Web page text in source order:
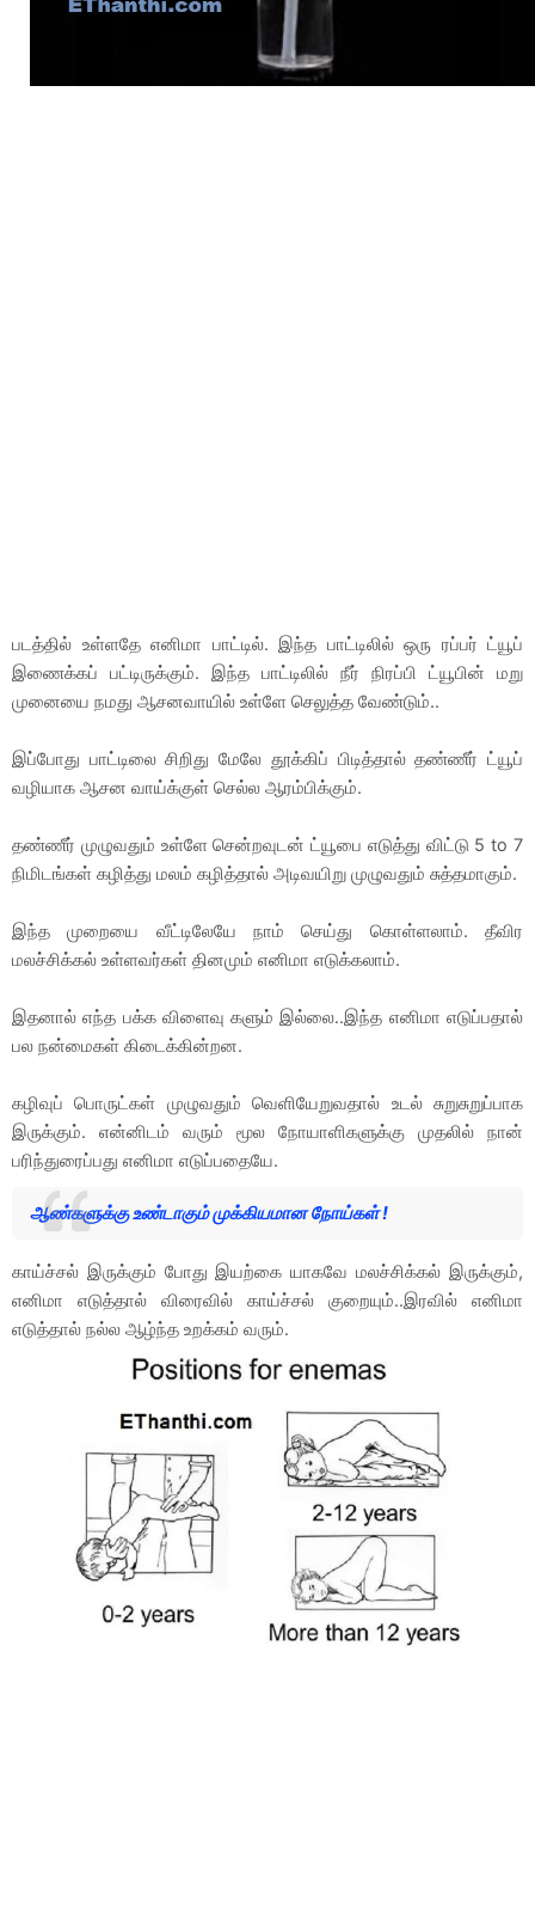
படத்தில் உள்ளதே எனிமா பாட்டில். இந்த பாட்டிலில் ஒரு ரப்பர் ட்யூப்
இணைக்கப் பட்டிருக்கும். இந்த பாட்டிலில் நீர் நிரப்பி ட்யூபின் மறு
முனையை நமது ஆசனவாயில் உள்ளே செலுத்த வேண்டும்..
இப்போது பாட்டிலை சிறிது மேலே தூக்கிப் பிடித்தால் தண்ணீர் ட்யூப்
வழியாக ஆசன வாய்க்குள் செல்ல ஆரம்பிக்கும்.
தண்ணீர் முழுவதும் உள்ளே சென்றவுடன் ட்யூபை எடுத்து விட்டு 5 to 7
நிமிடங்கள் கழித்து மலம் கழித்தால் அடிவயிறு முழுவதும் சுத்தமாகும்.
இந்த முறையை வீட்டிலேயே நாம் செய்து கொள்ளலாம். தீவிர
மலச்சிக்கல் உள்ளவர்கள் தினமும் எனிமா எடுக்கலாம்.
இதனால் எந்த பக்க விளைவு களும் இல்லை..இந்த எனிமா எடுப்பதால்
பல நன்மைகள் கிடைக்கின்றன.
கழிவுப் பொருட்கள் முழுவதும் வெளியேறுவதால் உடல் சுறுசுறுப்பாக
இருக்கும். என்னிடம் வரும் மூல நோயாளிகளுக்கு முதலில் நான்
பரிந்துரைப்பது எனிமா எடுப்பதையே.
ஆண்களுக்கு உண்டாகும் முக்கியமான நோய்கள் !
காய்ச்சல் இருக்கும் போது இயற்கை யாகவே மலச்சிக்கல் இருக்கும்,
எனிமா எடுத்தால் விரைவில் காய்ச்சல் குறையும்..இரவில் எனிமா
எடுத்தால் நல்ல ஆழ்ந்த உறக்கம் வரும்.